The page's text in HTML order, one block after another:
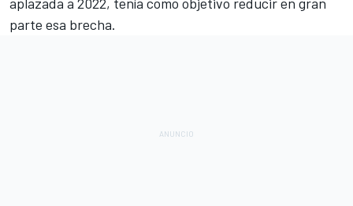
parte esa brecha.